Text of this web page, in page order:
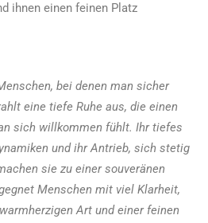
ihnen einen feinen Platz
enschen, bei denen man sicher
eine tiefe Ruhe aus, die einen
sich willkommen fühlt. Ihr tiefes
und ihr Antrieb, sich stetig
sie zu einer souveränen
Menschen mit viel Klarheit,
Art und einer feinen